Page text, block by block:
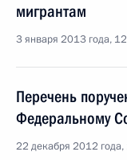
мигрантам
3 января 2013 года,
Перечень
Федеральному
22 декабря 2012